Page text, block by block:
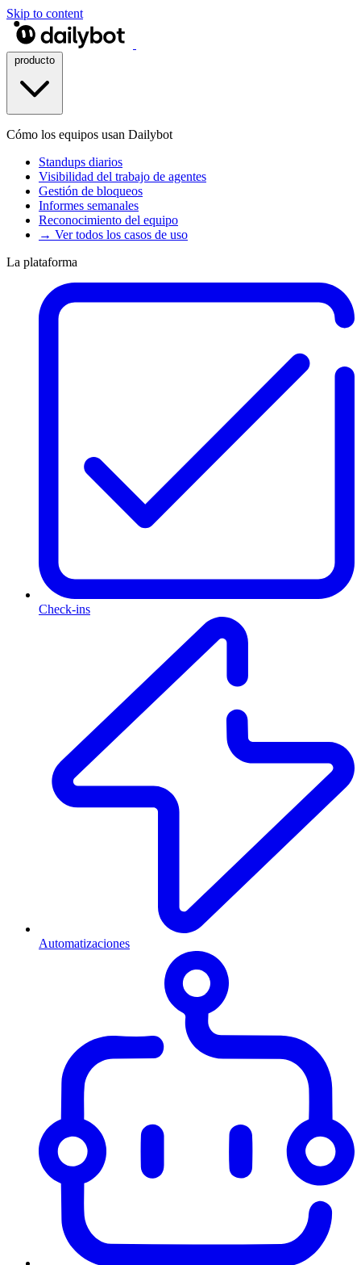
Skip to content
Cómo los equipos usan Dailybot
Standups diarios
Visibilidad del trabajo de agentes
Gestión de bloqueos
Informes semanales
Reconocimiento del equipo
→ Ver todos los casos de uso
La plataforma
Check-ins
Automatizaciones